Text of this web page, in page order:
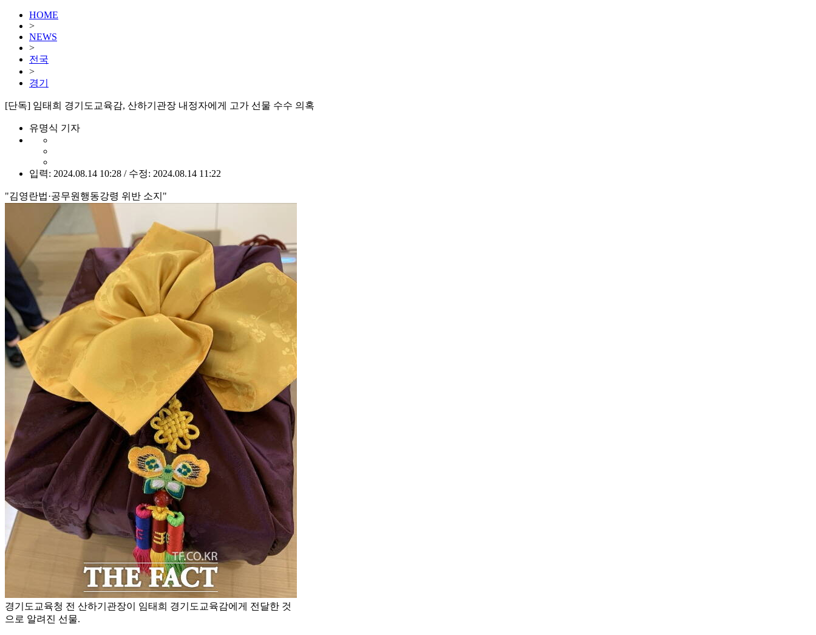
HOME
>
NEWS
>
전국
>
경기
[단독] 임태희 경기도교육감, 산하기관장 내정자에게 고가 선물 수수 의혹
유명식 기자
입력: 2024.08.14 10:28 / 수정: 2024.08.14 11:22
"김영란법·공무원행동강령 위반 소지"
경기도교육청 전 산하기관장이 임태희 경기도교육감에게 전달한 것
으로 알려진 선물.